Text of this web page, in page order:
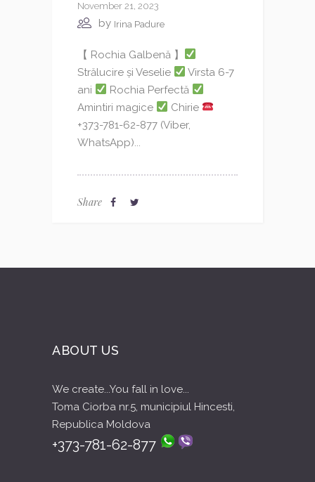
November 21, 2023
by Irina Padure
【 Rochia Galbenă 】
Strălucire și Veselie
Virsta 6-7
ani
Rochia Perfectă
Amintiri magice
Chirie
+373-781-62-877 (Viber,
WhatsApp)...
Share
ABOUT US
We create...You fall in love...
Toma Ciorba nr.5, municipiul Hincesti,
Republica Moldova
+373-781-62-877